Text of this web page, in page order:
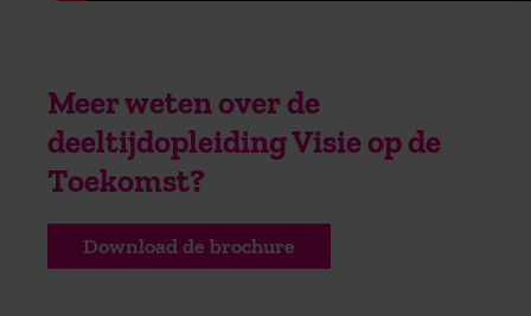
Meer weten over de
deeltijdopleiding Visie op de
Toekomst?
Download de brochure